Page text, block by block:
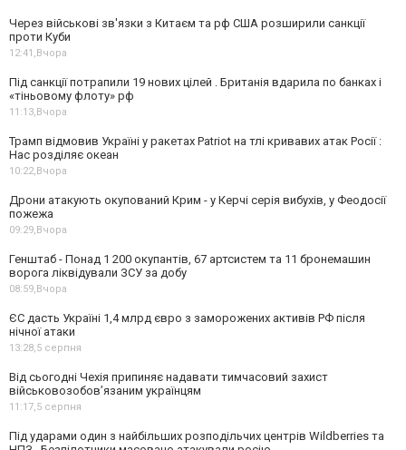
Через військові зв'язки з Китаєм та рф США розширили санкції
проти Куби
12:41,Вчора
Під санкції потрапили 19 нових цілей . Британія вдарила по банках і
«тіньовому флоту» рф
11:13,Вчора
Трамп відмовив Україні у ракетах Patriot на тлі кривавих атак Росії :
Нас розділяє океан
10:22,Вчора
Дрони атакують окупований Крим - у Керчі серія вибухів, у Феодосії
пожежа
09:29,Вчора
Генштаб - Понад 1 200 окупантів, 67 артсистем та 11 бронемашин
ворога ліквідували ЗСУ за добу
08:59,Вчора
ЄС дасть Україні 1,4 млрд євро з заморожених активів РФ після
нічної атаки
13:28,5 серпня
Від сьогодні Чехія припиняє надавати тимчасовий захист
військовозобов’язаним українцям
11:17,5 серпня
Під ударами один з найбільших розподільчих центрів Wildberries та